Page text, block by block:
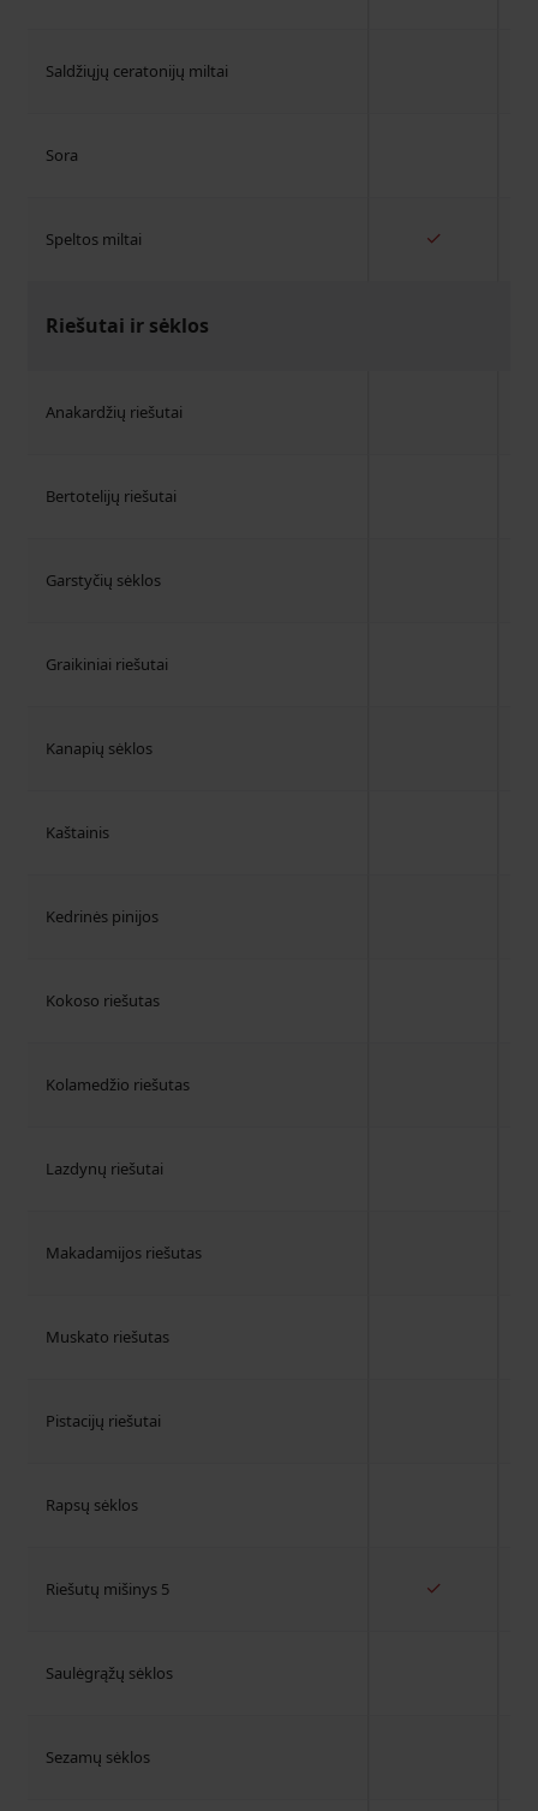
Saldžiųjų ceratonijų miltai
Sora
Speltos miltai ✓
Riešutai ir sėklos
Anakardžių riešutai
Bertotelijų riešutai
Garstyčių sėklos
Graikiniai riešutai
Kanapių sėklos
Kaštainis
Kedrinės pinijos
Kokoso riešutas
Kolamedžio riešutas
Lazdynų riešutai
Makadamijos riešutas
Muskato riešutas
Pistacijų riešutai
Rapsų sėklos
Riešutų mišinys 5 ✓
Saulėgrąžų sėklos
Sezamų sėklos